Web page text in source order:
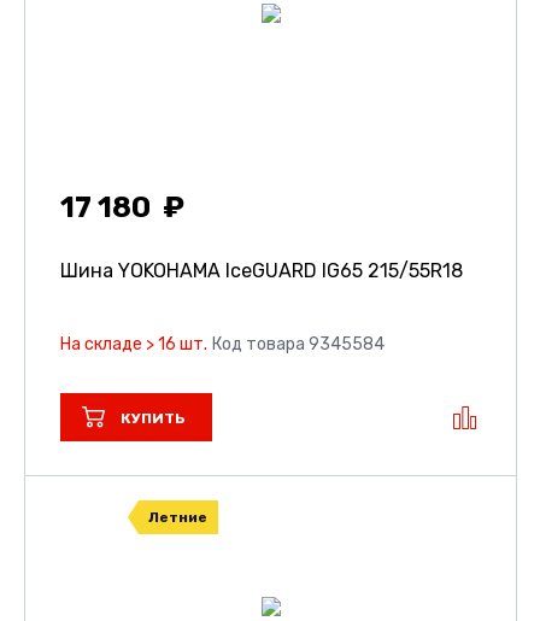
17 180
Шина YOKOHAMA IceGUARD IG65 215/55R18
На складе > 16 шт. Код товара 9345584
КУПИТЬ
Летние